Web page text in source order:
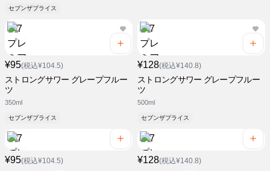
セブンザプライス
¥95(税込¥104.5)
ストロングサワー グレープフルー
ツ
350ml
セブンザプライス
¥128(税込¥140.8)
ストロングサワー グレープフルー
ツ
500ml
セブンザプライス
¥95(税込¥104.5) ¥128(税込¥140.8)